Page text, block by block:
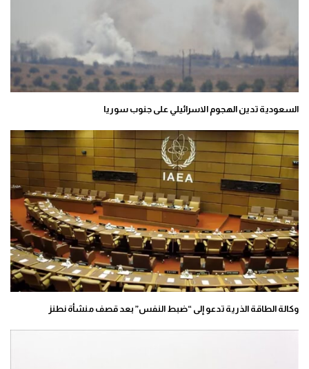
السعودية تدين الهجوم الاسرائيلي على جنوب سوريا
وكالة الطاقة الذرية تدعو إلى “ضبط النفس” بعد قصف منشأة نطنز